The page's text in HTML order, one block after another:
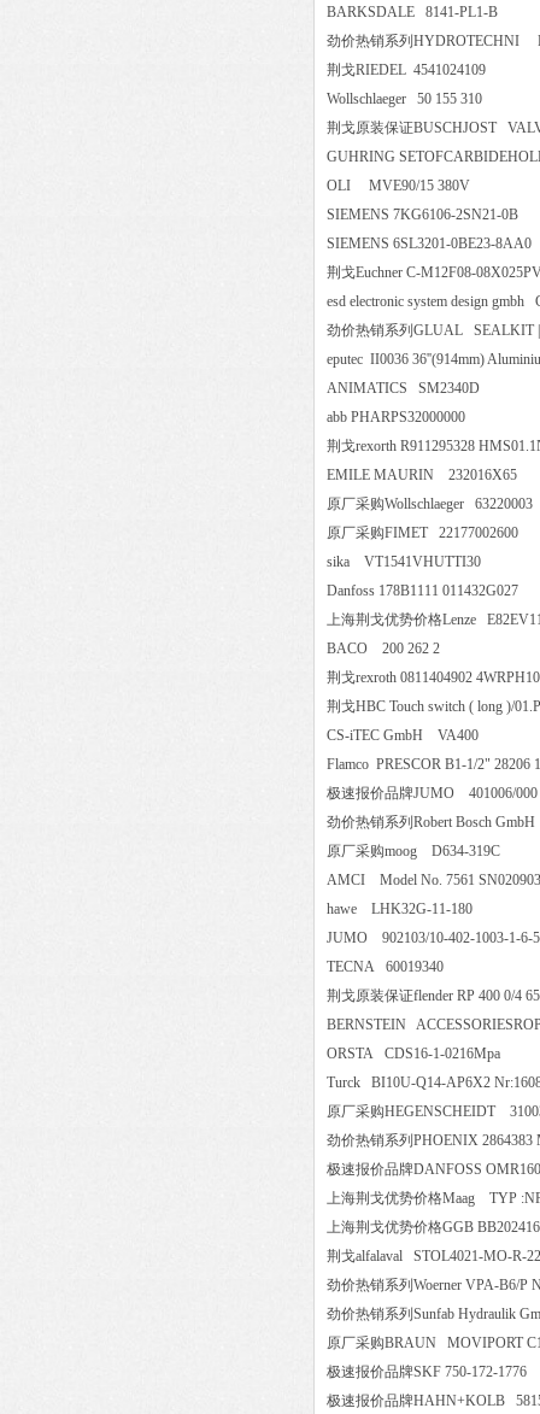
BARKSDALE 8141-PL1-B
劲价热销系列
荆戈RIEDEL 4541024109
Wollschlaeger 50 155 310
荆戈原装保证BUSCHJOST
GUHRING
OLI MVE90/15 380V
SIEMENS 7KG6106-
SIEMENS 6SL3201-0BE23-
荆戈Euchner C-M12F08-
esd electronic system design
劲价热销系列GLUAL
eputec II0036 36''(914mm)
ANIMATICS SM2340D
abb PHARPS32000000
荆戈rexorth R911295328
EMILE MAURIN
原厂采购Wollschlaeger
原厂采购FIMET
sika VT1541VHUTTI30
Danfoss 178B1111
上海荆戈优势价格Lenze
BACO 200 262 2
荆戈rexroth 0811404902
荆戈HBC Touch switch ( long )/
CS-iTEC GmbH VA400
Flamco PRESCOR B1-1/2"
极速报价品牌JUMO 401006/
劲价热销系列Robert Bosch
原厂采购moog D634-319C
AMCI Model No. 7561
hawe LHK32G-11-180
JUMO 902103/10-402-1003-
TECNA 60019340
荆戈原装保证flender RP 400 0/
BERNSTEIN
ORSTA CDS16-1-
Turck BI10U-Q14-AP6X2
原厂采购HEGENSCHEIDT
劲价热销系列PHOENIX
极速报价品牌DANFOSS
上海荆戈优势价格Maag TYP
上海荆戈优势价格GGB
荆戈alfalaval STOL4021-MO-
劲价热销系列Woerner VPA-
劲价热销系列Sunfab
原厂采购BRAUN
极速报价品牌SKF 750-172-
极速报价品牌HAHN+KOLB